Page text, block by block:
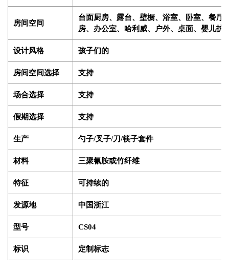
房间空间
台面厨房、露台、壁橱、浴室、卧室、餐厅
房、办公室、哈利威、户外、桌面、婴儿护
设计风格 孩子们的
房间空间选择 支持
场合选择 支持
假期选择 支持
生产 勺子/叉子/刀/筷子套件
材料 三聚氰胺或竹纤维
特征 可持续的
发源地 中国浙江
型号 CS04
标识 定制标志